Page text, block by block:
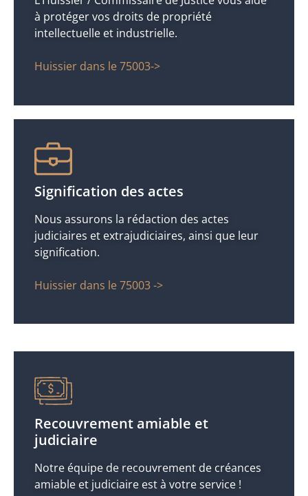
à protéger vos droits de propriété
intellectuelle et industrielle.
Huissier dans le 75003->
Signification des actes
Nous assurons la rédaction des actes
judiciaires et extrajudiciaires, ainsi que leur
signification.
Huissier dans le 75003 ->
Recouvrement amiable et
judiciaire
Notre équipe de recouvrement de créances
amiable et judiciaire est à votre service !